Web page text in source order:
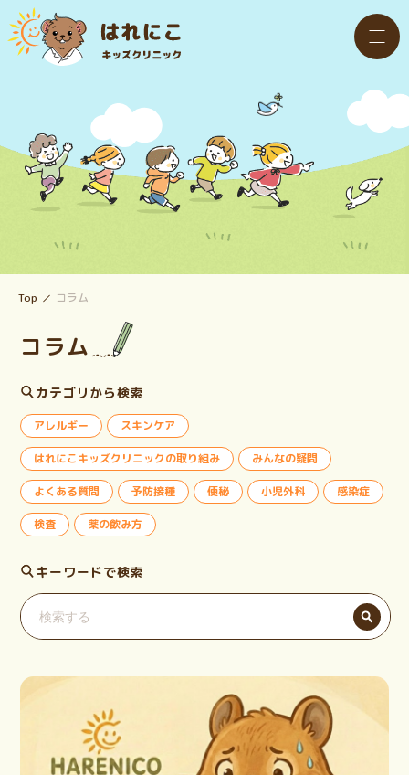
Top コラム
コラム
カテゴリから検索
アレルギー スキンケア
はれにこキッズクリニックの取り組み みんなの疑問
よくある質問 予防接種 便秘 小児外科 感染症
検査 薬の飲み方
キーワードで検索